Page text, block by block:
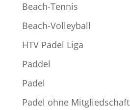
Beach-Tennis
Beach-Volleyball
HTV Padel Liga
Paddel
Padel
Padel ohne Mitgliedschaft